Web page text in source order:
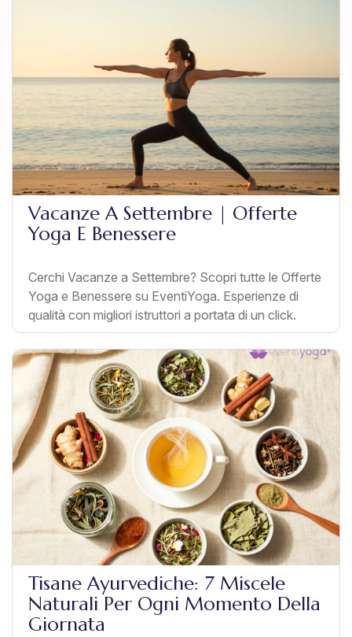
Vacanze A Settembre | Offerte
Yoga E Benessere
Cerchi Vacanze a Settembre? Scopri tutte le Offerte
Yoga e Benessere su EventiYoga. Esperienze di
qualità con migliori istruttori a portata di un click.
Tisane Ayurvediche: 7 Miscele
Naturali Per Ogni Momento Della
Giornata